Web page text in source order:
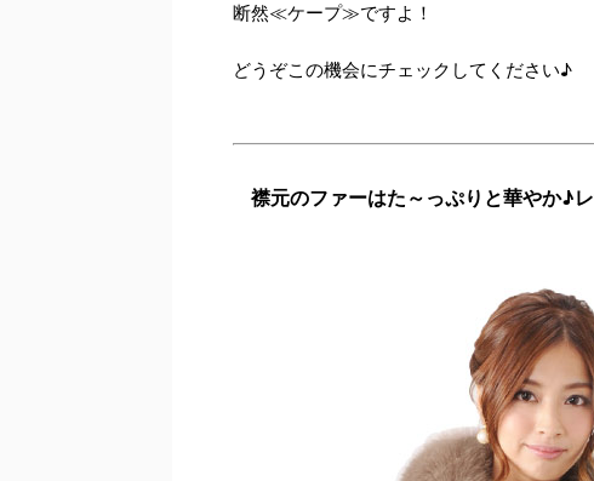
断然≪ケープ≫ですよ！
どうぞこの機会にチェックしてください♪
襟元のファーはた～っぷりと華やか♪